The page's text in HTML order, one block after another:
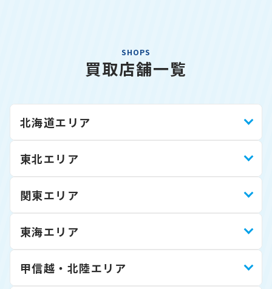
SHOPS
買取店舗一覧
北海道エリア
東北エリア
関東エリア
東海エリア
甲信越・北陸エリア